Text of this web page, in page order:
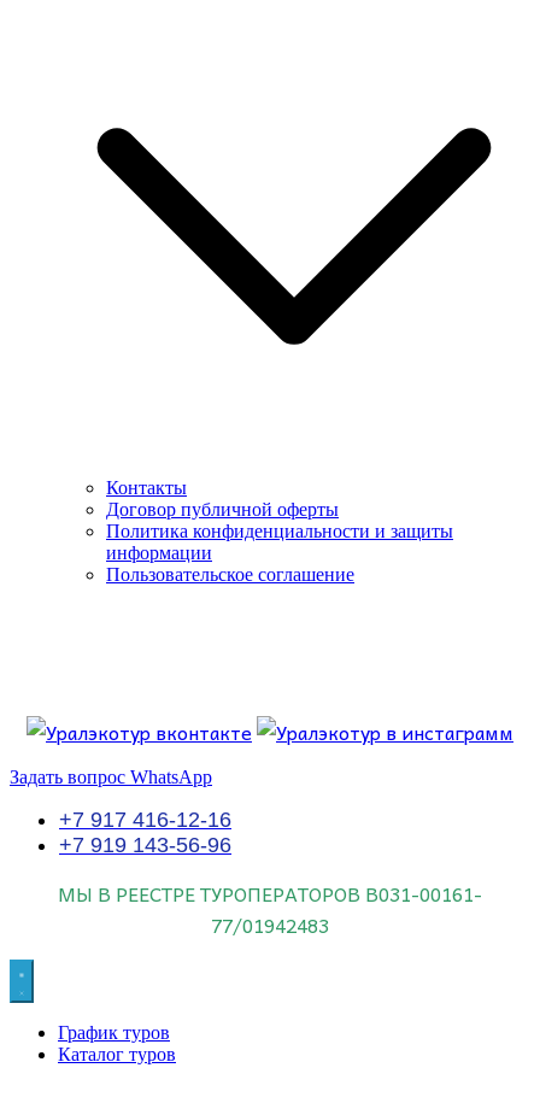
Контакты
Договор публичной оферты
Политика конфиденциальности и защиты
информации
Пользовательское соглашение
Знайте об этом.
Задать вопрос WhatsApp
+7 917 416-12-16
+7 919 143-56-96
МЫ В РЕЕСТРЕ ТУРОПЕРАТОРОВ В031-00161-
77/01942483
График туров
Каталог туров